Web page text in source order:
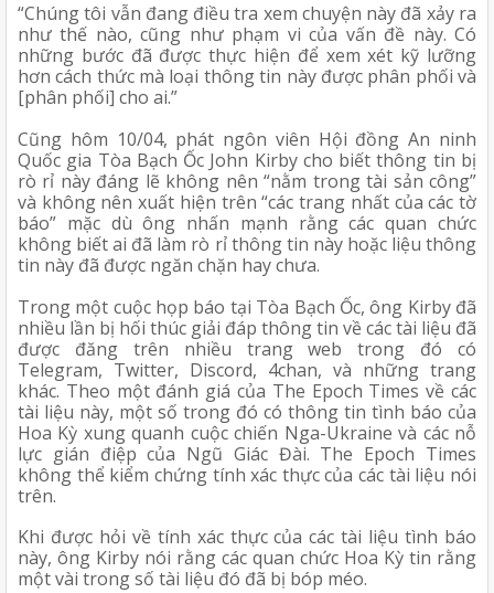
“Chúng tôi vẫn đang điều tra xem chuyện này đã xảy ra
như thế nào, cũng như phạm vi của vấn đề này. Có
những bước đã được thực hiện để xem xét kỹ lưỡng
hơn cách thức mà loại thông tin này được phân phối và
[phân phối] cho ai.”
Cũng hôm 10/04, phát ngôn viên Hội đồng An ninh
Quốc gia Tòa Bạch Ốc John Kirby cho biết thông tin bị
rò rỉ này đáng lẽ không nên “nằm trong tài sản công”
và không nên xuất hiện trên “các trang nhất của các tờ
báo” mặc dù ông nhấn mạnh rằng các quan chức
không biết ai đã làm rò rỉ thông tin này hoặc liệu thông
tin này đã được ngăn chặn hay chưa.
Trong một cuộc họp báo tại Tòa Bạch Ốc, ông Kirby đã
nhiều lần bị hối thúc giải đáp thông tin về các tài liệu đã
được đăng trên nhiều trang web trong đó có
Telegram, Twitter, Discord, 4chan, và những trang
khác. Theo một đánh giá của The Epoch Times về các
tài liệu này, một số trong đó có thông tin tình báo của
Hoa Kỳ xung quanh cuộc chiến Nga-Ukraine và các nỗ
lực gián điệp của Ngũ Giác Đài. The Epoch Times
không thể kiểm chứng tính xác thực của các tài liệu nói
trên.
Khi được hỏi về tính xác thực của các tài liệu tình báo
này, ông Kirby nói rằng các quan chức Hoa Kỳ tin rằng
một vài trong số tài liệu đó đã bị bóp méo.